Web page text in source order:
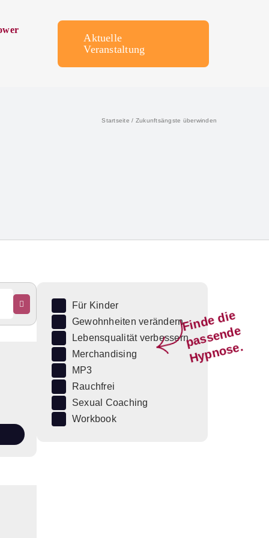
Aktuelle
Veranstaltung
Startseite Zukunftsängste überwinden
Fi
n
d
e
di
e
p
a
s
s
e
n
d
e
H
y
p
n
o
s
e.
Für Kinder
Gewohnheiten verändern
Lebensqualität verbessern
Merchandising
MP3
Rauchfrei
Sexual Coaching
Workbook